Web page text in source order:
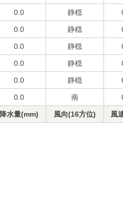
0.0 静穏
0.0 静穏
0.0 静穏
0.0 静穏
0.0 静穏
0.0 南
降水量(mm) 風向(16方位) 風